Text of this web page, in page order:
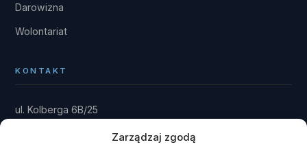
Zarządzaj zgodą
Darowizna
Wolontariat
KONTAKT
ul. Kolberga 6B/25